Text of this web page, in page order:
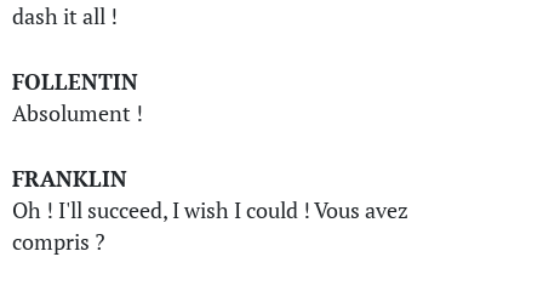
dash it all !
FOLLENTIN
Absolument !
FRANKLIN
Oh ! I'll succeed, I wish I could ! Vous avez
compris ?